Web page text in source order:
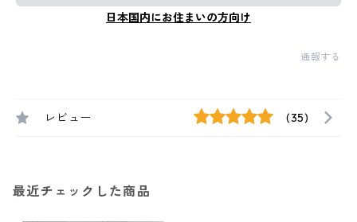
日本国内にお住まいの方向け
通報する
レビュー (35)
最近チェックした商品